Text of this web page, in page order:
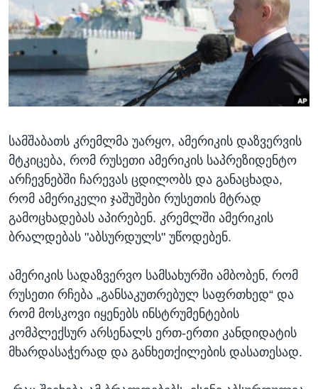
ᲡᲢᲣᲓᲘᲐ ᲕᲐᲨᲘᲜᲒᲢᲝᲜᲘ
ᲔᲙᲝᲜᲝᲛᲘᲙᲐ
ᲯᲐᲜᲛᲠᲗᲔᲚᲝᲑᲐ
ᲘᲜᲢᲔᲠᲕᲘᲣ
ᲒᲐᲚᲘᲚᲔᲝ
ᲓᲔᲖᲘᲜᲤᲝᲠᲛᲐᲪᲘᲐ
Learning English
ᲗᲕᲐᲚᲘ ᲒᲕᲐᲓᲔᲕᲜᲔᲗ
სამშაბათს კრემლმა უარყო, ამერიკის დაზვერვის
მტკიცება, რომ რუსეთი ამერიკის საპრეზიდენტო
არჩევნებში ჩარევას ცდილობს და განაცხადა,
რომ ამერიკელი ჯაშუშები რუსეთის მტრად
გამოცხადებას აპირებენ. კრემლში ამერიკის
ბრალდებას "აბსურდულს" უწოდებენ.
ამერიკის სადაზვერვო სამსახურში ამბობენ, რომ
რუსეთი რჩება „განსაკუთრებულ საფრთხედ“ და
რომ მოსკოვი იყენებს ინსტრუმენტების
კომპლექსურ არსენალს ერთ-ერთი კანდიდატის
მხარდასაჭერად და განხეთქილების დასათესად.